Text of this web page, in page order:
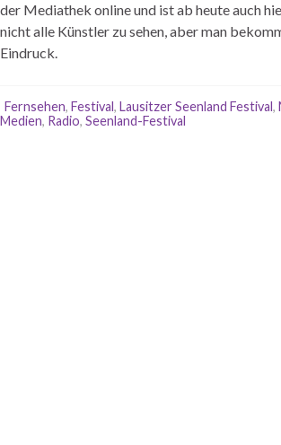
der Mediathek online und ist ab heute auch
nicht alle Künstler zu sehen, aber man
Eindruck.
Fernsehen, Festival, Lausitzer Seenland Festival,
Medien, Radio, Seenland-Festival